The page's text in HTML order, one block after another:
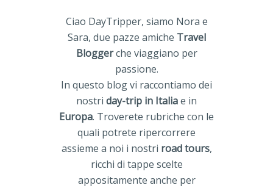
Ciao DayTripper, siamo Nora e
Sara, due pazze amiche Travel
Bloggerche viaggiano per
passione.
In questo blog vi raccontiamo dei
nostri day-trip in Italiae in
Europa. Troverete rubriche con le
quali potrete ripercorrere
assieme a noi i nostri road tours,
ricchi di tappe scelte
appositamente anche per